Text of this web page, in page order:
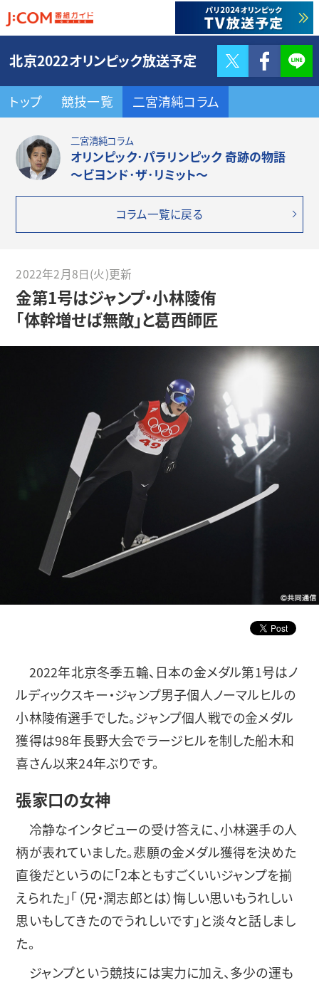
北京2022オリンピック放送予定
トップ 競技一覧 二宮清純コラム
Twitter
二宮清純コラム
オリンピック･パラリンピック 奇跡の物語
～ビヨンド･ザ･リミット～
コラム一覧に戻る
2022年2月8日(火)更新
金第1号はジャンプ・小林陵侑
「体幹増せば無敵」と葛西師匠
2022年北京冬季五輪、日本の金メダル第1号はノ
ルディックスキー・ジャンプ男子個人ノーマルヒルの
小林陵侑選手でした。ジャンプ個人戦での金メダル
獲得は98年長野大会でラージヒルを制した船木和
喜さん以来24年ぶりです。
張家口の女神
冷静なインタビューの受け答えに、小林選手の人
柄が表れていました。悲願の金メダル獲得を決めた
直後だというのに「2本ともすごくいいジャンプを揃
えられた」「（兄・潤志郎とは）悔しい思いもうれしい
思いもしてきたのでうれしいです」と淡々と話しまし
た。
ジャンプという競技には実力に加え、多少の運も